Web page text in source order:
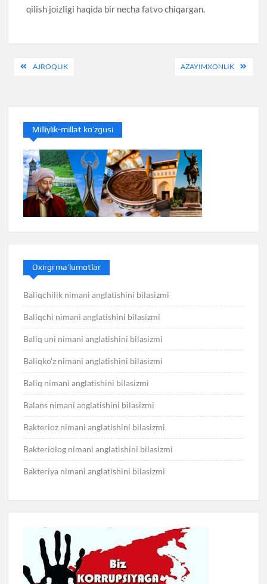
qilish joizligi haqida bir necha fatvo chiqargan.
PostAJROQLIK AZAYIMXONLIK
Milliylik-millat ko’zgusi
Oxirgi ma’lumotlar
Baliqchilik nimani anglatishini bilasizmi
Baliqchi nimani anglatishini bilasizmi
Baliq uni nimani anglatishini bilasizmi
Baliqko’z nimani anglatishini bilasizmi
Baliq nimani anglatishini bilasizmi
Balans nimani anglatishini bilasizmi
Bakterioz nimani anglatishini bilasizmi
Bakteriolog nimani anglatishini bilasizmi
Bakteriya nimani anglatishini bilasizmi